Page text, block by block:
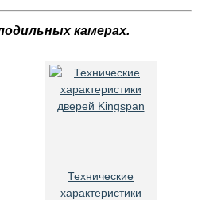
камерах.
Технические
характеристики